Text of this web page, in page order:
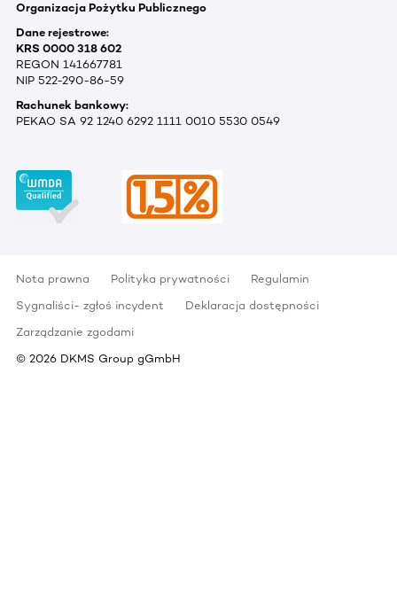
Organizacja Pożytku Publicznego
Dane rejestrowe:
KRS 0000 318 602
REGON 141667781
NIP 522-290-86-59
Rachunek bankowy:
PEKAO SA 92 1240 6292 1111 0010 5530 0549
Nota prawna Polityka prywatności
Regulamin
Sygnaliści- zgłoś incydent
Deklaracja dostępności
Zarządzanie zgodami
© 2026 DKMS Group gGmbH